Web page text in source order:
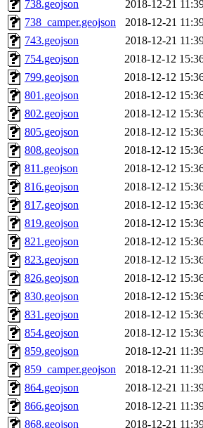
738.geojson 2018-12-21
738_camper.geojson
2018-12-21
743.geojson
2018-12-21
754.geojson
2018-12-12
799.geojson
2018-12-12
801.geojson
2018-12-12
802.geojson
2018-12-12
805.geojson
2018-12-12
808.geojson
2018-12-12
811.geojson
2018-12-12
816.geojson
2018-12-12
817.geojson
2018-12-12
819.geojson
2018-12-12
821.geojson
2018-12-12
823.geojson
2018-12-12
826.geojson
2018-12-12
830.geojson
2018-12-12
831.geojson
2018-12-12
854.geojson
2018-12-12
859.geojson
2018-12-21
859_camper.geojson
2018-12-21
864.geojson
2018-12-21
866.geojson
2018-12-21
868.geojson
2018-12-21